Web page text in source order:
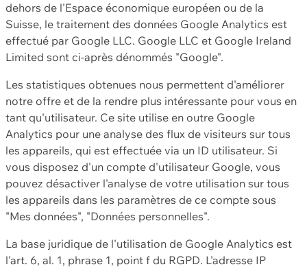
dehors de l'Espace économique européen ou de la
Suisse, le traitement des données Google Analytics est
effectué par Google LLC. Google LLC et Google Ireland
Limited sont ci-après dénommés "Google".
Les statistiques obtenues nous permettent d'améliorer
notre offre et de la rendre plus intéressante pour vous en
tant qu'utilisateur. Ce site utilise en outre Google
Analytics pour une analyse des flux de visiteurs sur tous
les appareils, qui est effectuée via un ID utilisateur. Si
vous disposez d'un compte d'utilisateur Google, vous
pouvez désactiver l'analyse de votre utilisation sur tous
les appareils dans les paramètres de ce compte sous
"Mes données", "Données personnelles".
La base juridique de l'utilisation de Google Analytics est
l'art. 6, al. 1, phrase 1, point f du RGPD. L'adresse IP